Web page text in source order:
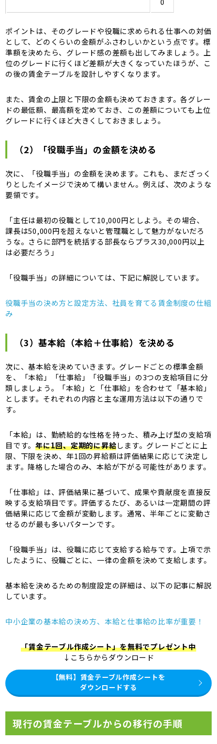
ポイントは、そのグレードや役職に求められる仕事への対価
として、どのくらいの金額がふさわしいかという点です。標
準額を決めたら、グレード感の差額も出してみましょう。上
位のグレードに行くほど差額が大きくなっていたほうが、こ
の後の賃金テーブルを設計しやすくなります。
また、賃金の上限と下限の金額も決めておきます。各グレー
ドの最低額、最高額を定めておき、この差額についても上位
グレードに行くほど大きくしておきましょう。
（2）「役職手当」の金額を決める
次に、「役職手当」の金額を決めます。これも、まだざっく
りとしたイメージで決めて構いません。例えば、次のような
要領です。
「主任は最初の役職として10,000円としよう。その場合、
課長は50,000円を超えないと管理職として魅力がないだろ
うな。さらに部門を統括する部長ならプラス30,000円以上
は必要だろう」
「役職手当」の詳細については、下記に解説しています。
役職手当の決め方と設定方法、社員を育てる賃金制度の仕組
み
（3）基本給（本給＋仕事給）を決める
次に、基本給を決めていきます。グレードごとの標準金額
を、「本給」「仕事給」「役職手当」の3つの支給項目に分
類しましょう。「本給」と「仕事給」を合わせて「基本給」
とします。それぞれの内容と主な運用方法は以下の通りで
す。
「本給」は、勤続給的な性格を持った、積み上げ型の支給項
目です。年に1回、定期的に昇給します。グレードごとに上
限、下限を決め、年1回の昇給額は評価結果に応じて決定し
ます。降格した場合のみ、本給が下がる可能性があります。
「仕事給」は、評価結果に基づいて、成果や貢献度を直接反
映する支給項目です。評価するたび、あるいは一定期間の評
価結果に応じて金額が変動します。通常、半年ごとに変動さ
せるのが最も多いパターンです。
「役職手当」は、役職に応じて支給する給与です。上項で示
したように、役職ごとに、一律の金額を決めて支給します。
基本給を決めるための制度設定の詳細は、以下の記事に解説
しています。
中小企業の基本給の決め方、本給と仕事給の比率が重要！
「賃金テーブル作成シート」を無料でプレゼント中
↓こちらからダウンロード
【無料】賃金テーブル作成シートを
ダウンロードする
現行の賃金テーブルからの移行の手順